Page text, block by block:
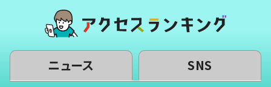
ニュース SNS